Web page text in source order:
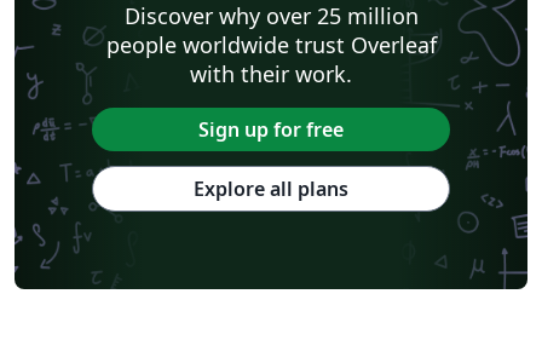
Discover why over 25 million
people worldwide trust Overleaf
with their work.
Sign up for free
Explore all plans